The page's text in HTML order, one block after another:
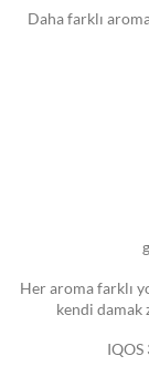
Daha farklı
Her aroma farklı
kendi damak